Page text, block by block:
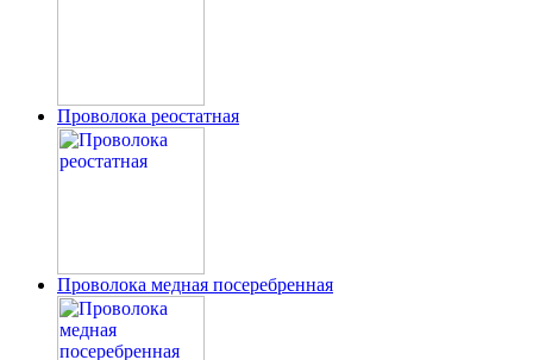
Проволока реостатная
Проволока медная посеребренная